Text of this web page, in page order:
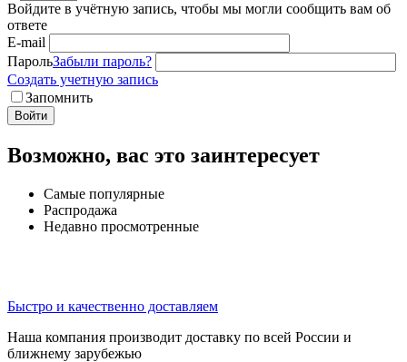
Войдите в учётную запись, чтобы мы могли сообщить вам об
ответе
E-mail
ПарольЗабыли пароль?
Создать учетную запись
Запомнить
Войти
Возможно, вас это заинтересует
Самые популярные
Распродажа
Недавно просмотренные
Быстро и качественно доставляем
Наша компания производит доставку по всей России и
ближнему зарубежью